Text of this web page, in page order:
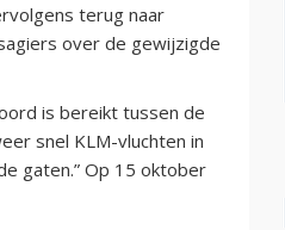
terug naar
over de gewijzigde
is bereikt tussen de
snel KLM-vluchten in
gaten.” Op 15 oktober